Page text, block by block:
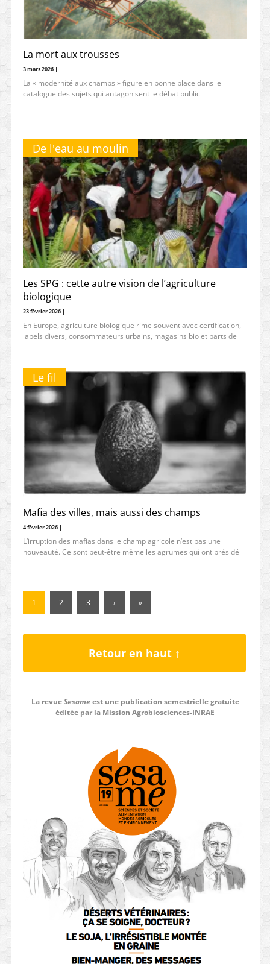
La mort aux trousses
3 mars 2026 |
La « modernité aux champs » figure en bonne place dans le
catalogue des sujets qui antagonisent le débat public
De l'eau au moulin
Les SPG : cette autre vision de l’agriculture
biologique
23 février 2026 |
En Europe, agriculture biologique rime souvent avec certification,
labels divers, consommateurs urbains, magasins bio et parts de
marché. Ailleurs, dans
Le fil
Mafia des villes, mais aussi des champs
4 février 2026 |
L’irruption des mafias dans le champ agricole n’est pas une
nouveauté. Ce sont peut-être même les agrumes qui ont présidé
1 2 3 › »
Retour en haut ↑
La revueSesameest une publication semestrielle gratuite
éditée par la Mission Agrobiosciences-INRAE